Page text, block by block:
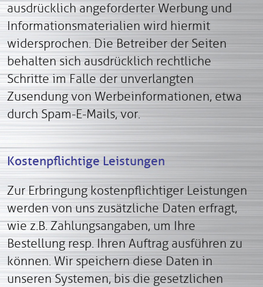
ausdrücklich angeforderter Werbung und
Informationsmaterialien wird hiermit
widersprochen. Die Betreiber der Seiten
behalten sich ausdrücklich rechtliche
Schritte im Falle der unverlangten
Zusendung von Werbeinformationen, etwa
durch Spam-E-Mails, vor.
Kostenpflichtige Leistungen
Zur Erbringung kostenpflichtiger Leistungen
werden von uns zusätzliche Daten erfragt,
wie z.B. Zahlungsangaben, um Ihre
Bestellung resp. Ihren Auftrag ausführen zu
können. Wir speichern diese Daten in
unseren Systemen, bis die gesetzlichen